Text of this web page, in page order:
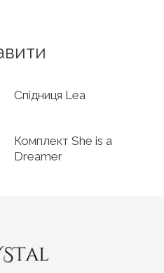
Спідниця Lea
Комплект She is a
Dreamer